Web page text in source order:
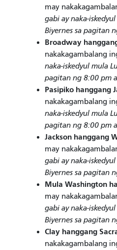
may
gabi ay naka-
Biyernes sa pagitan
Broadway
nakakagambalang
naka-iskedyul mula
pagitan ng 8:00 pm
Pasipiko hanggang
nakakagambalang
naka-iskedyul mula
pagitan ng 8:00 pm
Jackson hanggang
may
gabi ay naka-
Biyernes sa pagitan
Mula Washington
may
gabi ay naka-
Biyernes sa pagitan
Clay hanggang
nakakagambalang